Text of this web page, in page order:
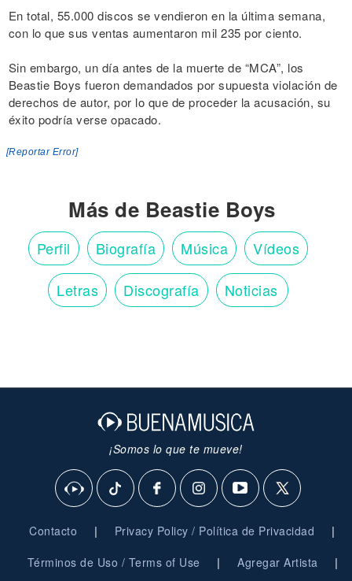
En total, 55.000 discos se vendieron en la última semana,
con lo que sus ventas aumentaron mil 235 por ciento.
Sin embargo, un día antes de la muerte de “MCA”, los
Beastie Boys fueron demandados por supuesta violación de
derechos de autor, por lo que de proceder la acusación, su
éxito podría verse opacado.
[Reportar Error]
Más de Beastie Boys
Perfil Biografía Música Vídeos
Letras Discografía Noticias
¡Somos lo que te mueve!
Contacto | Privacy Policy / Política de Privacidad |
Términos de Uso / Terms of Use | Agregar Artista |